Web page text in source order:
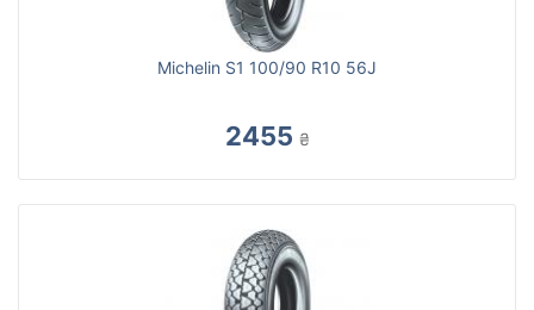
Michelin S1 100/90 R10 56J
2455 ₴